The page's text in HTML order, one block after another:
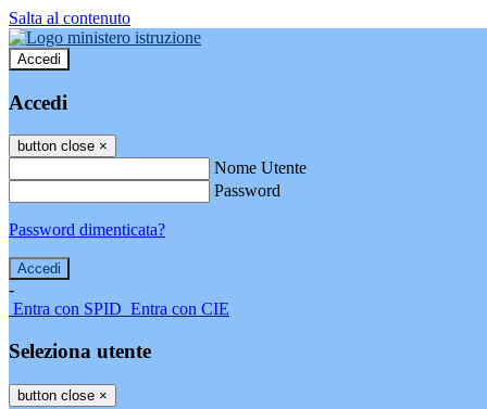
Salta al contenuto
Accedi
Accedi
button close ×
Nome Utente
Password
Password dimenticata?
-
Entra con SPID Entra con CIE
Seleziona utente
button close ×